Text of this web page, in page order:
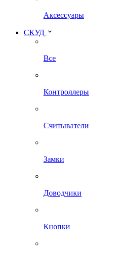
Аксессуары
СКУД
Все
Контроллеры
Считыватели
Замки
Доводчики
Кнопки